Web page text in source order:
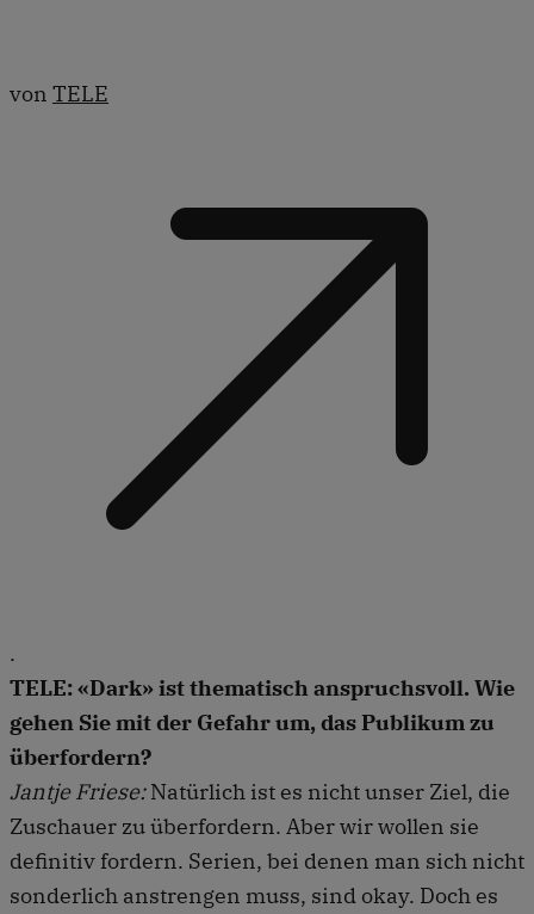
von TELE
.
TELE: «Dark» ist thematisch anspruchsvoll. Wie
gehen Sie mit der Gefahr um, das Publikum zu
überfordern?
Jantje Friese:Natürlich ist es nicht unser Ziel, die
Zuschauer zu überfordern. Aber wir wollen sie
definitiv fordern. Serien, bei denen man sich nicht
sonderlich anstrengen muss, sind okay. Doch es